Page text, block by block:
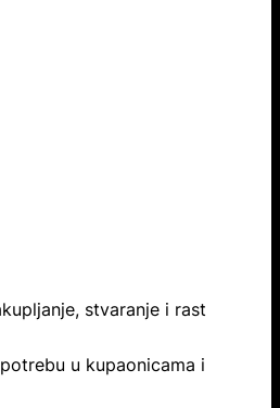
stvaranje i rast
u kupaonicama i